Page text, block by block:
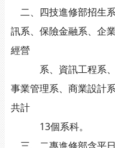
二、四技進修部招生
訊系、保險金融系、企
經營
系、資訊工程系、
事業管理系、商業設計
共計
13個系科。